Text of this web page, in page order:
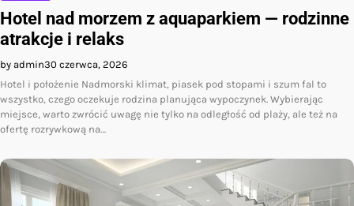
Hotel nad morzem z aquaparkiem — rodzinne
atrakcje i relaks
by admin30 czerwca, 2026
Hotel i położenie Nadmorski klimat, piasek pod stopami i szum fal to
wszystko, czego oczekuje rodzina planująca wypoczynek. Wybierając
miejsce, warto zwrócić uwagę nie tylko na odległość od plaży, ale też na
ofertę rozrywkową na…